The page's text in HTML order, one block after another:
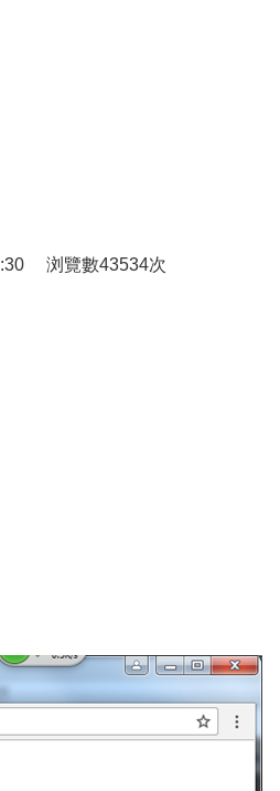
浏覽數43534次